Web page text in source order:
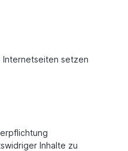
Internetseiten setzen
Inhalte zu